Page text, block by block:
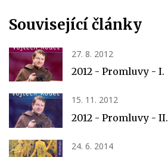
Související články
27. 8. 2012
2012 - Promluvy - I.
15. 11. 2012
2012 - Promluvy - II.
24. 6. 2014